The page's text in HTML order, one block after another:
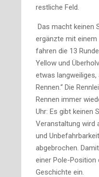
restliche Feld.
Das macht keinen
ergänzte mit einem
fahren die 13
Yellow und
etwas
Rennen.“ Die
Rennen immer
Uhr: Es gibt keinen
Veranstaltung wird
und
abgebrochen.
einer Pole-Position
Geschichte ein.